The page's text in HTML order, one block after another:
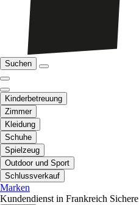
Suchen
Kinderbetreuung
Zimmer
Kleidung
Schuhe
Spielzeug
Outdoor und Sport
Schlussverkauf
Marken
Kundendienst in Frankreich